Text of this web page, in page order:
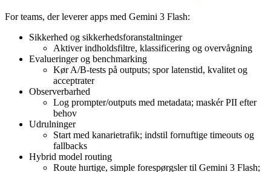
For teams, der leverer apps med Gemini 3 Flash:
Sikkerhed og sikkerhedsforanstaltninger
Aktiver indholdsfiltre, klassificering og overvågning
Evalueringer og benchmarking
Kør A/B-tests på outputs; spor latenstid, kvalitet og
acceptrater
Observerbarhed
Log prompter/outputs med metadata; maskér PII efter
behov
Udrulninger
Start med kanarietrafik; indstil fornuftige timeouts og
fallbacks
Hybrid model routing
Route hurtige, simple forespørgsler til Gemini 3 Flash;